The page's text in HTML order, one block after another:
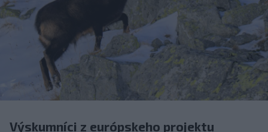
Výskumníci z európskeho projektu